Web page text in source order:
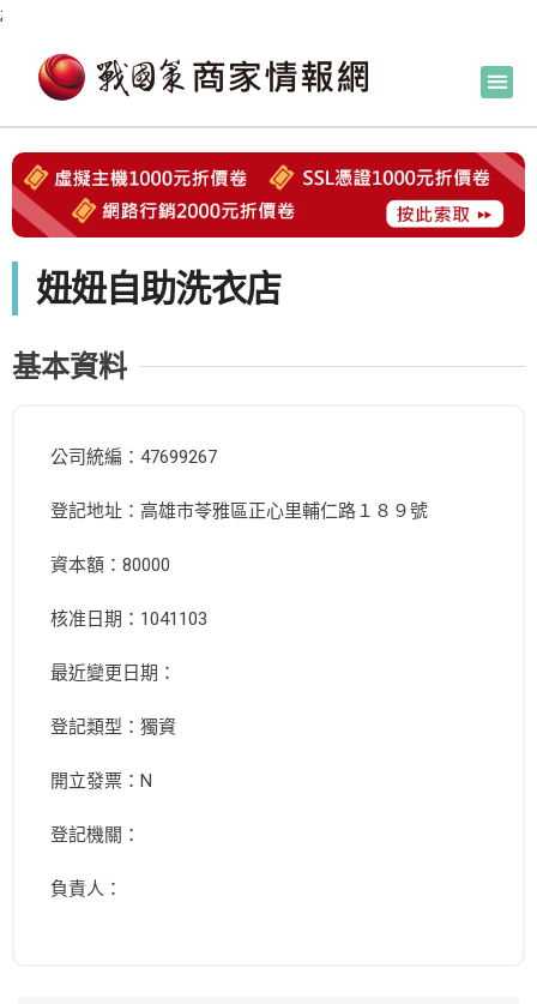
;
妞妞自助洗衣店
基本資料
公司統編：47699267
登記地址：高雄市苓雅區正心里輔仁路１８９號
資本額：80000
核准日期：1041103
最近變更日期：
登記類型：獨資
開立發票：N
登記機關：
負責人：